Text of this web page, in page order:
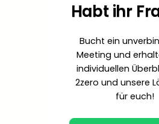
Habt ihr
Bucht ein
Meeting und
individuellen
2zero und unsere
für euch!